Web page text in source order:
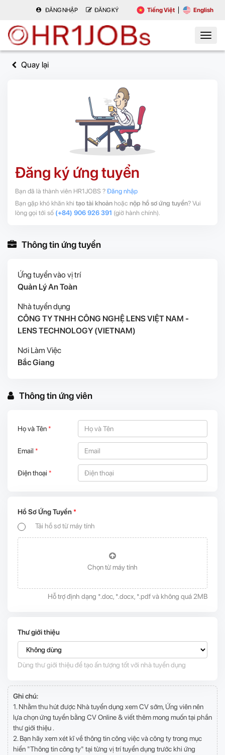
ĐĂNG NHẬP ĐĂNG KÝ Tiếng Việt English
Quay lại
Đăng ký ứng tuyển
Bạn đã là thành viên HR1JOBS ? Đăng nhập
Bạn gặp khó khăn khi tạo tài khoản hoặc nộp hồ sơ ứng tuyển? Vui
lòng gọi tới số (+84) 906 926 391 (giờ hành chính).
Thông tin ứng tuyển
Ứng tuyển vào vị trí
Quản Lý An Toàn
Nhà tuyển dụng
CÔNG TY TNHH CÔNG NGHỆ LENS VIỆT NAM -
LENS TECHNOLOGY (VIETNAM)
Nơi Làm Việc
Bắc Giang
Thông tin ứng viên
Họ và Tên *
Email *
Điện thoại *
Hồ Sơ Ứng Tuyển *
Tải hồ sơ từ máy tính
Chọn từ máy tính
Hỗ trợ định dạng *.doc, *.docx, *.pdf và không quá 2MB
Thư giới thiệu
Dùng thư giới thiệu để tạo ấn tượng tốt với nhà tuyển dụng
Ghi chú:
1. Nhằm thu hút được Nhà tuyển dụng xem CV sớm, Ứng viên nên
lựa chọn ứng tuyển bằng CV Online & viết thêm mong muốn tại phần
thư giới thiệu .
2. Bạn hãy xem xét kĩ về thông tin công việc và công ty trong mục
hiển "Thông tin công ty" tại từng vị trí tuyển dụng trước khi ứng